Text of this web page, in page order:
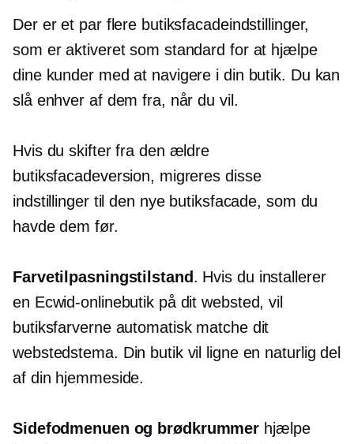
Der er et par flere butiksfacadeindstillinger,
som er aktiveret som standard for at hjælpe
dine kunder med at navigere i din butik. Du kan
slå enhver af dem fra, når du vil.
Hvis du skifter fra den ældre
butiksfacadeversion, migreres disse
indstillinger til den nye butiksfacade, som du
havde dem før.
Farvetilpasningstilstand. Hvis du installerer
en Ecwid-onlinebutik på dit websted, vil
butiksfarverne automatisk matche dit
webstedstema. Din butik vil ligne en naturlig del
af din hjemmeside.
Sidefodmenuen og brødkrummer hjælpe